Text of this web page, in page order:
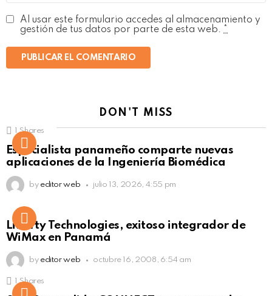
Al usar este formulario accedes al almacenamiento y
gestión de tus datos por parte de esta web.
DON'T MISS
Click to view this post
Shares
Especialista panameño comparte nuevas
aplicaciones de la Ingeniería Biomédica
by editor web julio 13, 2026, 4:55 pm
Liberty Technologies, exitoso integrador de
WiMax en Panamá
by editor web octubre 16, 2008, 6:54 am
Shares